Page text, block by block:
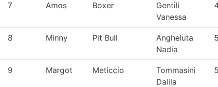
7 Amos Boxer
Gentili
Vanessa
8 Minny Pit Bull
Angheluta
Nadia
9 Margot Meticcio
Tommasini
Dalila